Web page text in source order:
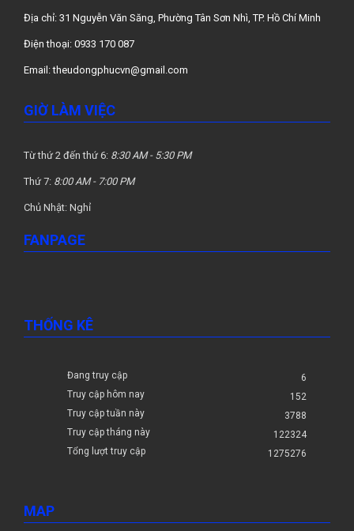
Địa chỉ: 31 Nguyễn Văn Săng, Phường Tân Sơn Nhì, TP. Hồ Chí Minh
Điện thoại: 0933 170 087
Email:theudongphucvn@gmail.com
GIỜ LÀM VIỆC
Từ thứ 2 đến thứ 6: 8:30 AM - 5:30 PM
Thứ 7: 8:00 AM - 7:00 PM
Chủ Nhật: Nghỉ
FANPAGE
THỐNG KÊ
Đang truy cập
6
Truy cập hôm nay
152
Truy cập tuần này
3788
Truy cập tháng này
122324
Tổng lượt truy cập
1275276
MAP